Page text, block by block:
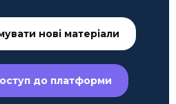
нові матеріали
до платформи